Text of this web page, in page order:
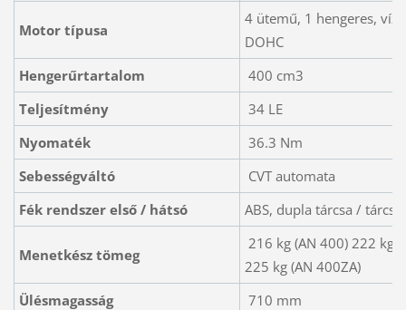
Motor típusa
4 ütemű, 1 hengeres,
DOHC
Hengerűrtartalom
400 cm3
Teljesítmény
34 LE
Nyomaték
36.3 Nm
Sebességváltó
CVT automata
Fék rendszer első / hátsó
ABS, dupla tárcsa / tárcsa
Menetkész tömeg
216 kg (AN 400) 222 kg
225 kg (AN 400ZA)
Ülésmagasság
710 mm